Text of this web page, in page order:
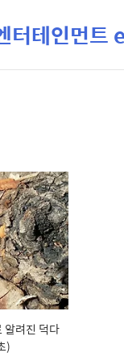
터테인먼
알려진 덕다
)